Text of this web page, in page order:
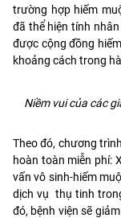
trường hợp hiếm
đã thể hiện tính
được cộng đồng
khoảng cách trong
Niềm vui của các
Theo đó, chương
hoàn toàn miễn phí:
vấn vô sinh-hiếm
dịch vụ thụ tinh
đó, bệnh viện sẽ